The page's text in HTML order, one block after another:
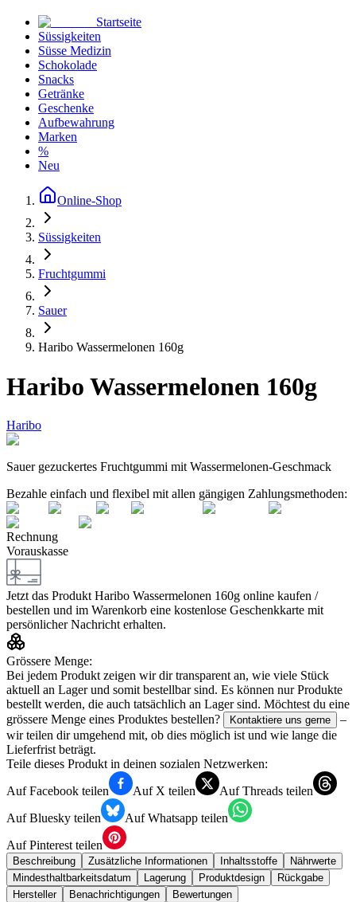
Startseite
Süssigkeiten
Süsse Medizin
Schokolade
Snacks
Getränke
Geschenke
Aufbewahrung
Marken
%
Neu
Online-Shop
Süssigkeiten
Fruchtgummi
Sauer
Haribo Wassermelonen 160g
Haribo Wassermelonen 160g
Haribo
Sauer gezuckertes Fruchtgummi mit Wassermelonen-Geschmack
Bezahle einfach und flexibel mit allen gängigen Zahlungsmethoden:
Rechnung
Vorauskasse
Jetzt das Produkt Haribo Wassermelonen 160g online kaufen /
bestellen und im Warenkorb eine kostenlose Geschenkkarte mit
persönlicher Nachricht erhalten.
Grössere Menge:
Bei jedem Produkt zeigen wir dir transparent an, wie viele Stück
aktuell an Lager und somit bestellbar sind. Es können nur Produkte
bestellt werden, die auch tatsächlich an Lager sind. Möchtest du eine
grössere Menge eines Produktes bestellen?
Kontaktiere uns gerne
–
wir teilen dir umgehend mit, ob dies möglich ist und wie lange die
Lieferfrist beträgt.
Teile dieses Produkt in deinen sozialen Netzwerken:
Auf Facebook teilen
Auf X teilen
Auf Threads teilen
Auf Bluesky teilen
Auf Whatsapp teilen
Auf Pinterest teilen
Beschreibung Zusätzliche Informationen Inhaltsstoffe
Nährwerte
Mindesthaltbarkeitsdatum
Lagerung Produktdesign
Rückgabe
Hersteller
Benachrichtigungen Bewertungen